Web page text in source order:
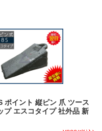
ポイント 縦ピン 爪 ツース
プ エスコタイプ 社外品 新